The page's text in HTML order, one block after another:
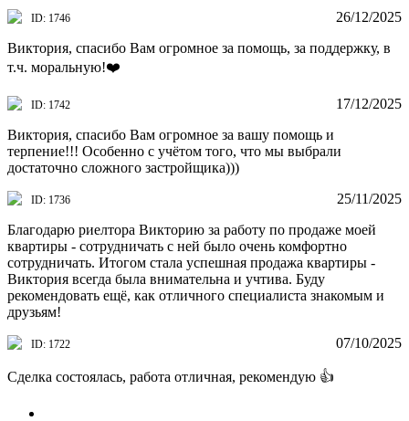
26/12/2025
ID: 1746
Виктория, спасибо Вам огромное за помощь, за поддержку, в
т.ч. моральную!❤️
17/12/2025
ID: 1742
Виктория, спасибо Вам огромное за вашу помощь и
терпение!!! Особенно с учётом того, что мы выбрали
достаточно сложного застройщика)))
25/11/2025
ID: 1736
Благодарю риелтора Викторию за работу по продаже моей
квартиры - сотрудничать с ней было очень комфортно
сотрудничать. Итогом стала успешная продажа квартиры -
Виктория всегда была внимательна и учтива. Буду
рекомендовать ещё, как отличного специалиста знакомым и
друзьям!
07/10/2025
ID: 1722
Сделка состоялась, работа отличная, рекомендую 👍